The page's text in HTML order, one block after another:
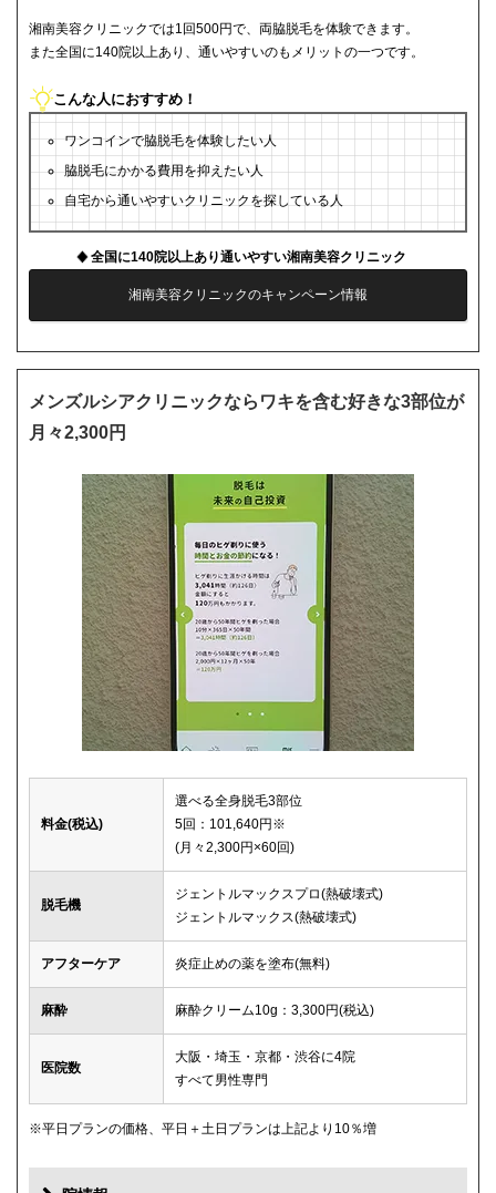
湘南美容クリニックでは1回500円で、両脇脱毛を体験できます。
また全国に140院以上あり、通いやすいのもメリットの一つです。
こんな人におすすめ！
ワンコインで脇脱毛を体験したい人
脇脱毛にかかる費用を抑えたい人
自宅から通いやすいクリニックを探している人
全国に140院以上あり通いやすい湘南美容クリニック
湘南美容クリニックのキャンペーン情報
メンズルシアクリニックならワキを含む好きな3部位が
月々2,300円
料金(税込)
選べる全身脱毛3部位
5回：101,640円※
(月々2,300円×60回)
脱毛機
ジェントルマックスプロ(熱破壊式)
ジェントルマックス(熱破壊式)
アフターケア 炎症止めの薬を塗布(無料)
麻酔 麻酔クリーム10g：3,300円(税込)
医院数
大阪・埼玉・京都・渋谷に4院
すべて男性専門
※平日プランの価格、平日＋土日プランは上記より10％増